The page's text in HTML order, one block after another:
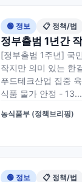
🟢 정보 📋 정책/법
정부출범 1년간
[정부출범 1주년] 국
작지만 의미 있는 한
푸드테크산업 집중
식품 물가 안정 - 13...
농식품부 (정책브리핑)
🟢 정보 📋 정책/법